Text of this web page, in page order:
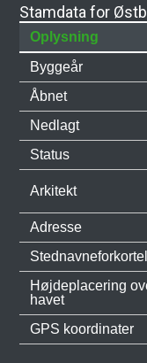
Stamdata for
Oplysning
Byggeår
Åbnet
Nedlagt
Status
Arkitekt
Adresse
Højdeplacering
havet
GPS koordinater